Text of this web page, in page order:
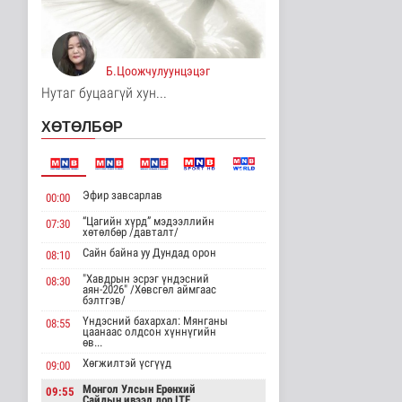
3 цаг 55 минутын өмнө
Хирошимад иргэд
Японы зэвсгийн
экспортын бодлогы..
Дэлхийд
3 цаг 7 минутын өмнө
Трамп Ирантай
шинэ гарц эрэлх..
3 цаг 15 минутын өмнө
Европ даяар хэт халалт
эрчимжиж байна
3 цаг 24 минутын өмнө
Голууд үертэй байна
4 цаг 41 минутын өмнө
Б.Цоожчулуунцэцэг
Нутаг буцаагүй хун...
ХӨТӨЛБӨР
00:00 Эфир завсарлав
07:30
“Цагийн хүрд” мэдээллийн
хөтөлбөр /давталт/
08:10
Сайн байна уу Дундад орон
08:30
"Хавдрын эсрэг үндэсний
аян-2026" /Хөвсгөл аймгаас
бэлтгэв/
08:55
Үндэсний бахархал: Мянганы
цаанаас олдсон хүннүгийн
өв...
09:00
Хөгжилтэй үсгүүд
09:55
Монгол Улсын Ерөнхий